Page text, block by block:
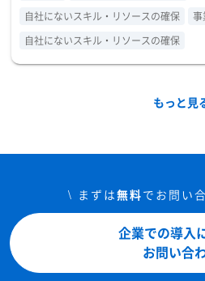
自社にないスキル・リソースの確保
事
自社にないスキル・リソースの確保
もっと見
\ まずは無料でお問い
企業での導入
お問い合